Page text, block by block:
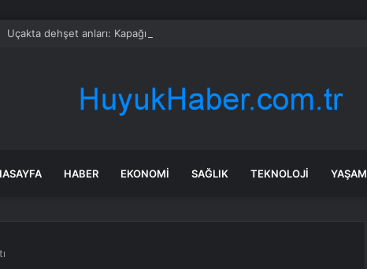
Uçakta dehşet anları: Kapağı açtıklarında gördüklerine inanamadılar
HABER EKONOMI SAĞLIK TEKNOLOJI YAŞAM